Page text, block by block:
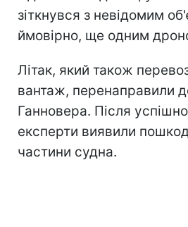
зіткнувся з невідомим
ймовірно, ще одним
Літак, який також
вантаж, перенаправили
Ганновера. Після
експерти виявили
частини судна.